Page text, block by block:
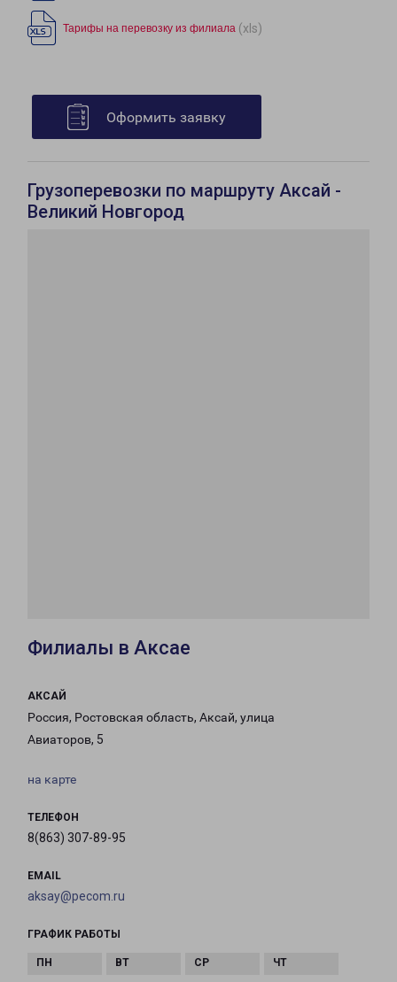
Тарифы на перевозку из филиала (xls)
Оформить заявку
Грузоперевозки по маршруту Аксай -
Великий Новгород
Филиалы в Аксае
АКСАЙ
Россия, Ростовская область, Аксай, улица
Авиаторов, 5
на карте
ТЕЛЕФОН
8(863) 307-89-95
EMAIL
aksay@pecom.ru
ГРАФИК РАБОТЫ